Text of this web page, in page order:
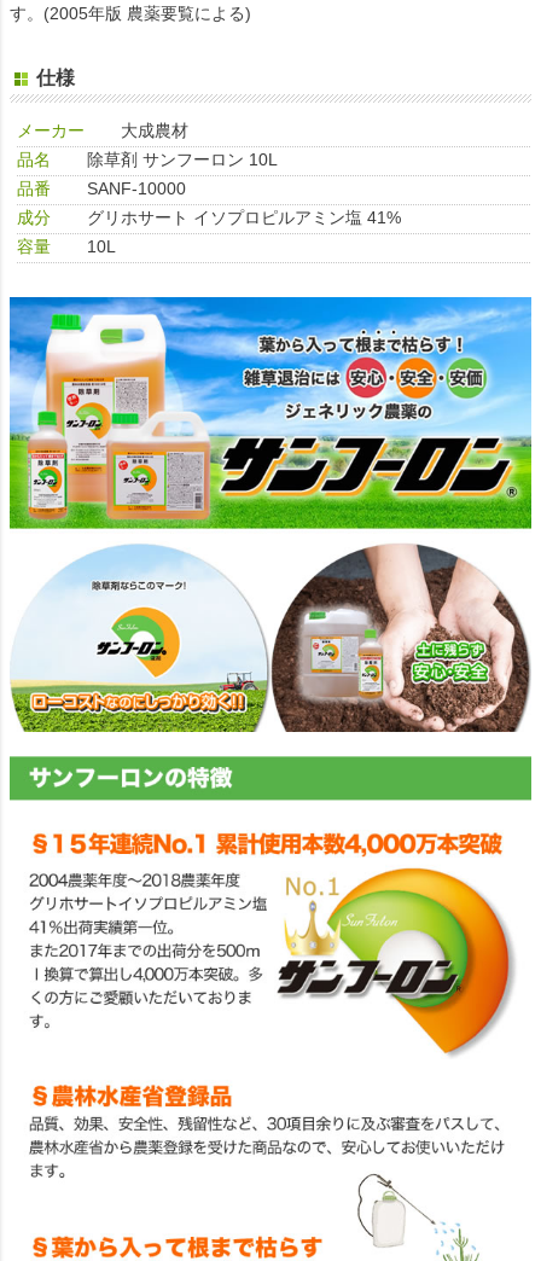
す。(2005年版 農薬要覧による)
仕様
メーカー
大成農材
品名
除草剤 サンフーロン 10L
品番
SANF-10000
成分
グリホサート イソプロピルアミン塩 41%
容量
10L